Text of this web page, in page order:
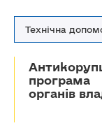
Технічна
програма
органів